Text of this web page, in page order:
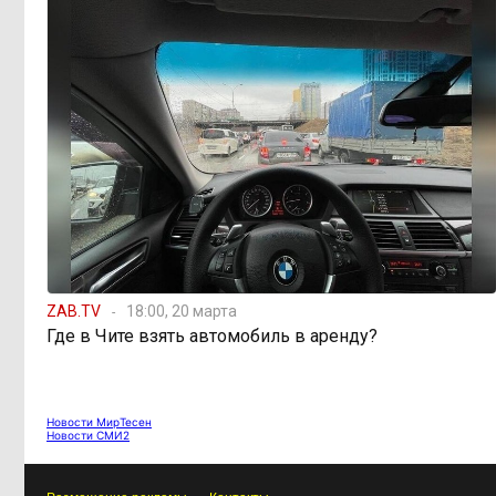
Почти половина
дальневосточников готовы
пересесть на электрички
14:59, 4 августа Тайна Тургинского
озера: почему рыбы эпохи
динозавров сохранились в
Забайкалье лучше, чем где-либо
13:59, 4 августа
250 миллионов на
котельные: Могочинский округ
готовится к зиме
строить АЗС
ZAB.TV 18:00, 20 марта
Где в Чите взять автомобиль в аренду?
Новости МирТесен
Новости СМИ2